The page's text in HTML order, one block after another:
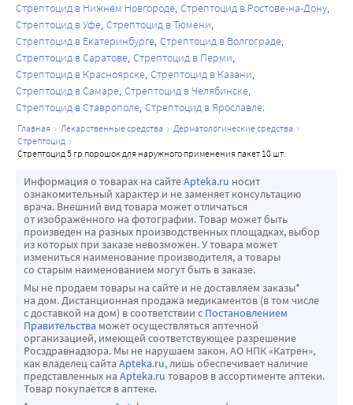
Стрептоцид в Нижнем Новгороде Стрептоцид в Ростове-на-Дону
Стрептоцид в Уфе Стрептоцид в Тюмени
Стрептоцид в Екатеринбурге Стрептоцид в Волгограде
Стрептоцид в Саратове Стрептоцид в Перми
Стрептоцид в Красноярске Стрептоцид в Казани
Стрептоцид в Самаре Стрептоцид в Челябинске
Стрептоцид в Ставрополе Стрептоцид в Ярославле
главная лекарственные средства
дерматологические средства
стрептоцид
стрептоцид 5 гр порошок для наружного применения пакет 10 шт.
Информация о товарах на сайтеApteka.ru носит
ознакомительный характер и не заменяет консультацию
врача. Внешний вид товара может отличаться
от изображённого на фотографии. Товар может быть
произведен на разных производственных площадках, выбор
из которых при заказе невозможен. У товара может
измениться наименование производителя, а товары
со старым наименованием могут быть в заказе.
Мы не продаем товары на сайте и не доставляем заказы*
на дом. Дистанционная продажа медикаментов (в том числе
с доставкой на дом) в соответствии с Постановлением
Правительства может осуществляться аптечной
организацией, имеющей соответствующее разрешение
Росздравнадзора. Мы не нарушаем закон. АО НПК «Катрен»,
как владелец сайта Apteka.ru, лишь обеспечивает наличие
представленных на Apteka.ru товаров в ассортименте аптеки.
Товар покупается в аптеке.